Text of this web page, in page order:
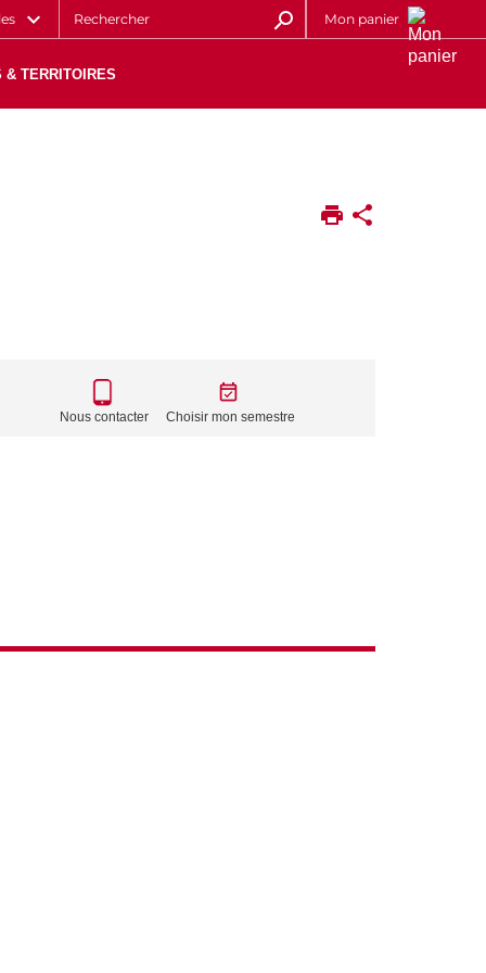
Mon panier
& TERRITOIRES
CALL
TO
Nous contacter Choisir mon semestre